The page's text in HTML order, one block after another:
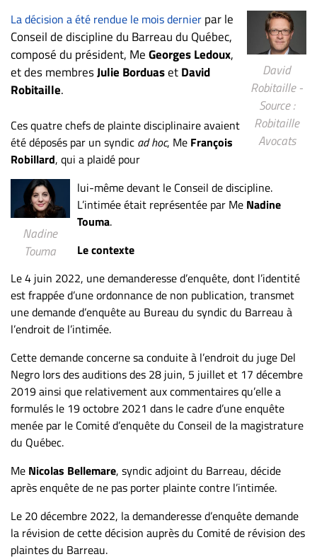
ENTREPRISES
Espace
entreprises
Page
Publier
un
emploi
Publicité
Solutions de
recrutements
TROUVEZ-
NOUS
Nous
joindre
propos
Infolettre
S’abonner
FAQ
Politique de
confidentialité
David
Robitaille -
Source :
Robitaille
Avocats
La décision a été rendue le mois dernier par le
Conseil de discipline du Barreau du Québec,
composé du président, MeGeorges Ledoux,
et des membresJulie BorduasetDavid
Robitaille.
Ces quatre chefs de plainte disciplinaire avaient
été déposés par un syndic ad hoc, Me François
Robillard, qui a plaidé pour
Nadine
Touma
lui-même devant le Conseil de discipline.
L’intimée était représentée par MeNadine
Touma.
Le contexte
Le 4 juin 2022, une demanderesse d’enquête, dont l’identité
est frappée d’une ordonnance de non publication, transmet
une demande d’enquête au Bureau du syndic du Barreau à
l’endroit de l’intimée.
Cette demande concerne sa conduite à l’endroit du juge Del
Negro lors des auditions des 28 juin, 5 juillet et 17 décembre
2019 ainsi que relativement aux commentaires qu’elle a
formulés le 19 octobre 2021 dans le cadre d’une enquête
menée par le Comité d’enquête du Conseil de la magistrature
du Québec.
Me Nicolas Bellemare, syndic adjoint du Barreau, décide
après enquête de ne pas porter plainte contre l’intimée.
Le 20 décembre 2022, la demanderesse d’enquête demande
la révision de cette décision auprès du Comité de révision des
plaintes du Barreau.